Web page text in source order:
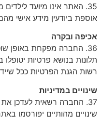
אוספת ביודעין מידע אישי
אכיפה ובקרה
36. החברה מפקחת באופן
תלונות בנושא פרטיות יטופלו
רשות הגנת הפרטיות ככל
שינויים במדיניות
37. החברה רשאית לעדכן
שינויים מהותיים יפורסמו